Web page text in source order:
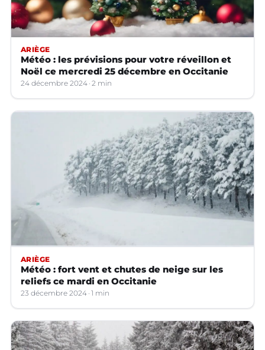
ARIÈGE
Météo : les prévisions pour votre réveillon et
Noël ce mercredi 25 décembre en Occitanie
24 décembre 2024 2 min
ARIÈGE
Météo : fort vent et chutes de neige sur les
reliefs ce mardi en Occitanie
23 décembre 2024 1 min